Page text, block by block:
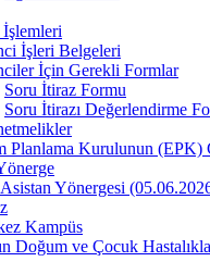
İşlemleri
İşleri Belgeleri
İçin Gerekli Formlar
Soru İtiraz Formu
Soru İtirazı Değerlendirme
Planlama Kurulunun (EPK)
Yönergesi
Kampüs
Doğum ve Çocuk